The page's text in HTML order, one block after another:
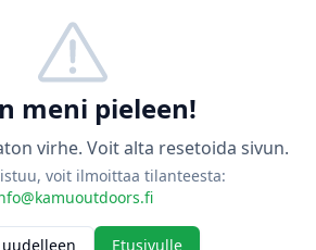
meni pieleen!
virhe. Voit alta resetoida sivun.
voit ilmoittaa tilanteesta:
Etusivulle